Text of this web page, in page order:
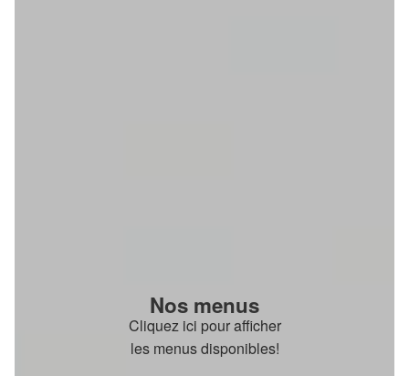
Nos menus
Cliquez ici pour afficher
les menus disponibles!